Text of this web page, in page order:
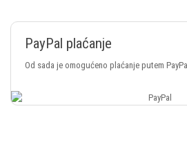
plaćanje
sada je omogućeno plaćanje putem PayPal servisa